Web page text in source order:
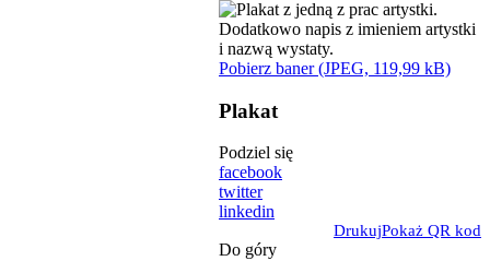
Pobierz baner (JPEG, 119,99 kB)
Plakat
Podziel się
facebook
twitter
linkedin
DrukujPokaż QR kod
Do góry